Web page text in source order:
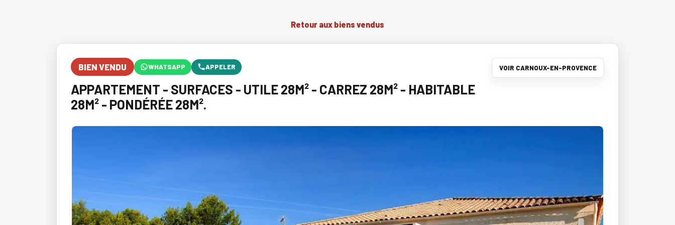
Retour aux biens vendus
BIEN VENDU WHATSAPP APPELER
APPARTEMENT - SURFACES - UTILE 28M² - CARREZ 28M² - HABITABLE
28M² - PONDÉRÉE 28M².
VOIR CARNOUX-EN-PROVENCE